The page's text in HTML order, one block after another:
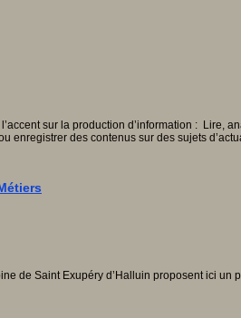
sur la production d’information : Lire,
enregistrer des contenus sur des sujets
Saint Exupéry d’Halluin proposent ici un